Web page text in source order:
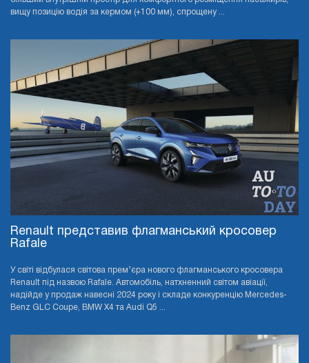
вищу позицію водія за кермом (+100 мм), спрощену ...
Renault представив флагманський кросовер
Rafale
У світі відбулася світова прем’єра нового флагманського кросовера
Renault під назвою Rafale. Автомобіль, натхненний світом авіації,
надійде у продаж навесні 2024 року і складе конкуренцію Mercedes-
Benz GLC Coupe, BMW X4 та Audi Q5 ...